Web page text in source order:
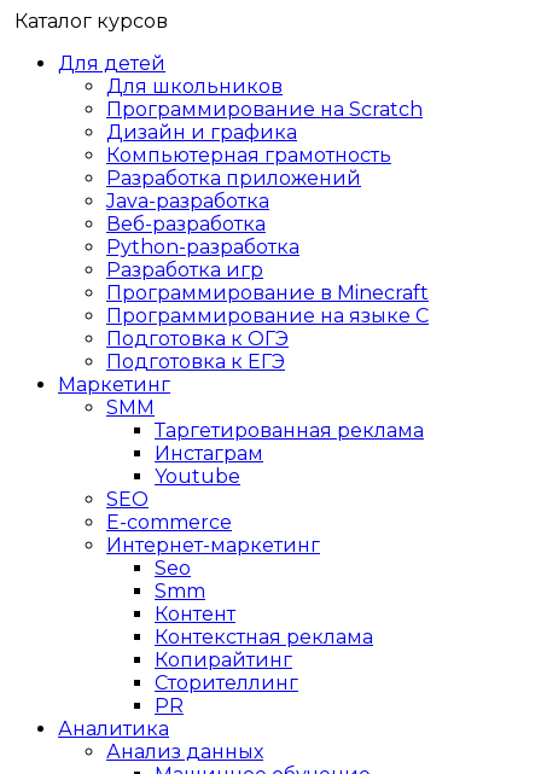
Каталог курсов
Для детей
Для школьников
Программирование на Scratch
Дизайн и графика
Компьютерная грамотность
Разработка приложений
Java-разработка
Веб-разработка
Python-разработка
Разработка игр
Программирование в Minecraft
Программирование на языке C
Подготовка к ОГЭ
Подготовка к ЕГЭ
Маркетинг
SMM
Таргетированная реклама
Инстаграм
Youtube
SEO
E-сommerce
Интернет-маркетинг
Seo
Smm
Контент
Контекстная реклама
Копирайтинг
Сторителлинг
PR
Аналитика
Анализ данных